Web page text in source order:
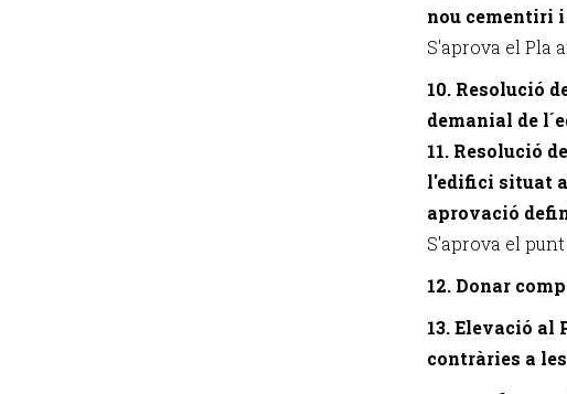
nou cementiri
S'aprova el Pla
10. Resolució
demanial de
11. Resolució
l'edifici situat
aprovació
S'aprova el punt
12. Donar
13. Elevació al
contràries a